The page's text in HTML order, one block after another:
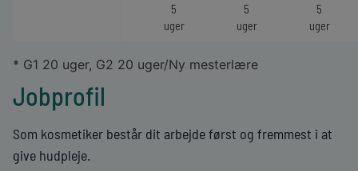
5
uger
5
uger
5
uger
* G1 20 uger, G2 20 uger/Ny mesterlære
Jobprofil
Som kosmetiker består dit arbejde først og fremmest i at
give hudpleje.